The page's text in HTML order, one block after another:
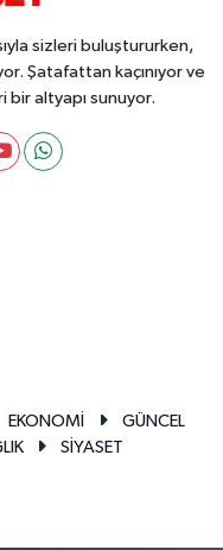
sizleri buluştururken,
Şatafattan kaçınıyor ve
bir altyapı sunuyor.
EKONOMİ
GÜNCEL
SİYASET